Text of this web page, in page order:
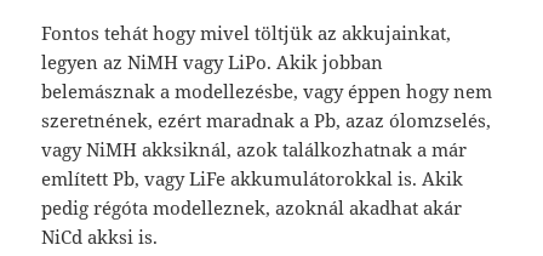
Fontos tehát hogy mivel töltjük az akkujainkat,
legyen az NiMH vagy LiPo. Akik jobban
belemásznak a modellezésbe, vagy éppen hogy nem
szeretnének, ezért maradnak a Pb, azaz ólomzselés,
vagy NiMH akksiknál, azok találkozhatnak a már
említett Pb, vagy LiFe akkumulátorokkal is. Akik
pedig régóta modelleznek, azoknál akadhat akár
NiCd akksi is.